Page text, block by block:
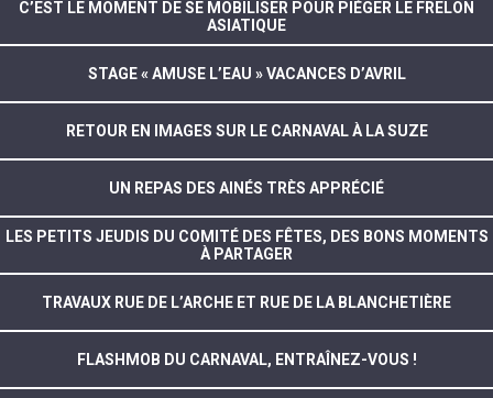
C’EST LE MOMENT DE SE MOBILISER POUR PIÉGER LE FRELON
ASIATIQUE
STAGE « AMUSE L’EAU » VACANCES D’AVRIL
RETOUR EN IMAGES SUR LE CARNAVAL À LA SUZE
UN REPAS DES AINÉS TRÈS APPRÉCIÉ
LES PETITS JEUDIS DU COMITÉ DES FÊTES, DES BONS MOMENTS
À PARTAGER
TRAVAUX RUE DE L’ARCHE ET RUE DE LA BLANCHETIÈRE
FLASHMOB DU CARNAVAL, ENTRAÎNEZ-VOUS !